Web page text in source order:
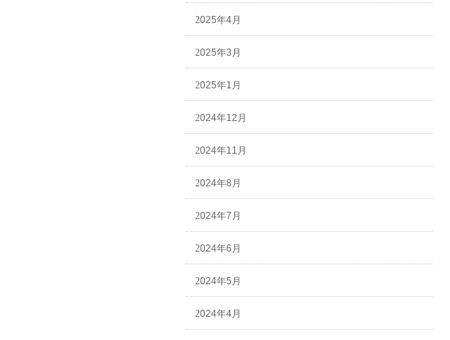
2025年4月
2025年3月
2025年1月
2024年12月
2024年11月
2024年8月
2024年7月
2024年6月
2024年5月
2024年4月